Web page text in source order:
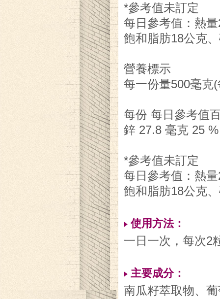
*參考值未訂定
每日參考值：熱
飽和脂肪18公克
營養標示
每一份量500毫克
每份 每日參考值
鋅 27.8 毫克 25 %
*參考值未訂定
每日參考值：熱
飽和脂肪18公克
使用方法：
一日一次，每次2
主要成分：
南瓜籽萃取物、